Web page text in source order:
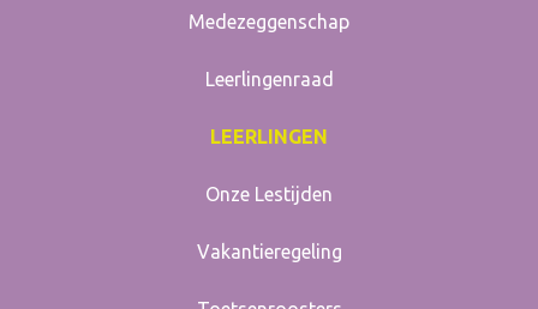
Medezeggenschap
Leerlingenraad
LEERLINGEN
Onze Lestijden
Vakantieregeling